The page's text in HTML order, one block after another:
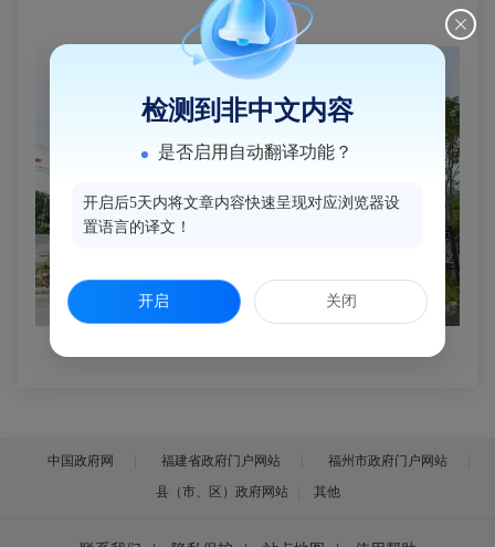
中国政府网 福建省政府门户网站
福州市政府门户网站
县（市、区）政府网站
其他
检测到非中文内容
是否启用自动翻译功能？
开启后5天内将文章内容快速呈现对应浏览器设
置语言的译文！
开启 关闭